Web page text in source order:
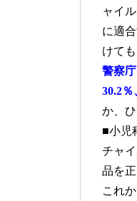
ャイ
に適
けて
警察
30.2
か、
■小児
チャ
品を
これ